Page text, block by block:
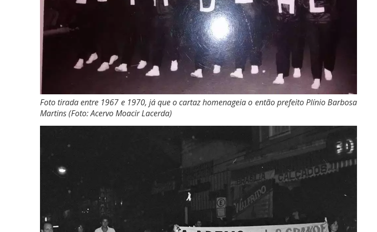
Foto tirada entre 1967 e 1970, já que o cartaz homenageia o então prefeito Plínio Barbosa
Martins (Foto: Acervo Moacir Lacerda)